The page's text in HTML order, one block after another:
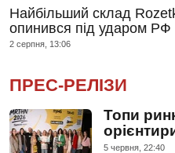
Найбільший склад
опинився під ударом РФ
2 серпня, 13:06
ПРЕС-РЕЛІЗИ
Топи
5 червня, 22:40